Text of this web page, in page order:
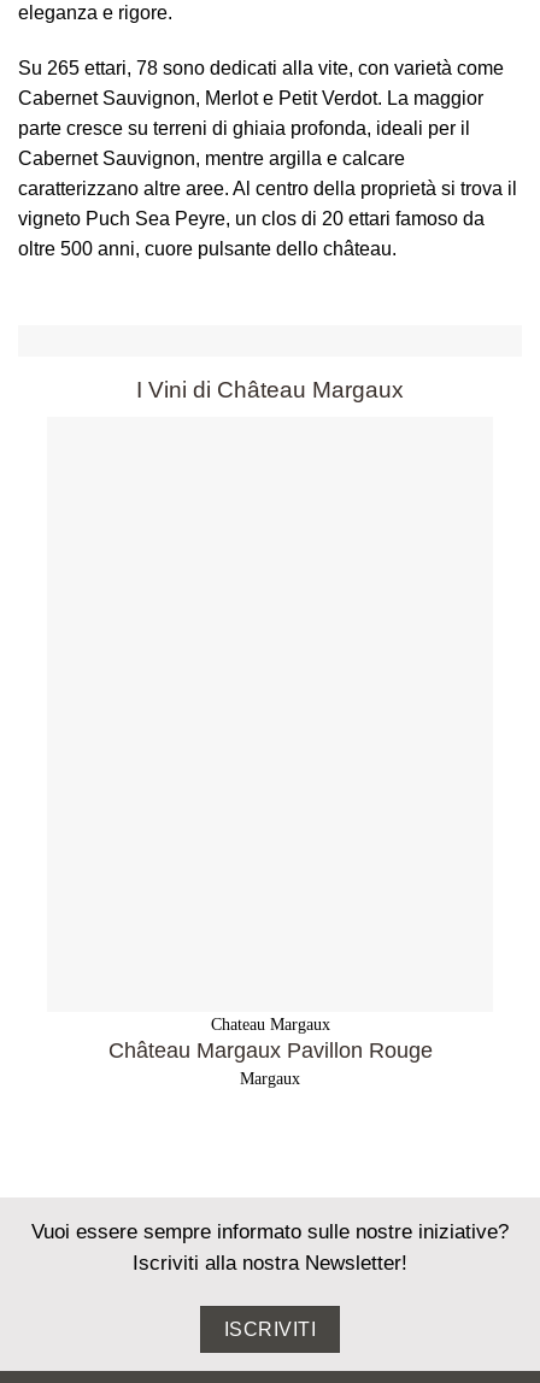
eleganza e rigore.
Su 265 ettari, 78 sono dedicati alla vite, con varietà come
Cabernet Sauvignon, Merlot e Petit Verdot. La maggior
parte cresce su terreni di ghiaia profonda, ideali per il
Cabernet Sauvignon, mentre argilla e calcare
caratterizzano altre aree. Al centro della proprietà si trova il
vigneto Puch Sea Peyre, un clos di 20 ettari famoso da
oltre 500 anni, cuore pulsante dello château.
I Vini di Château Margaux
Chateau Margaux
Château Margaux Pavillon Rouge
Margaux
Vuoi essere sempre informato sulle nostre iniziative?
Iscriviti alla nostra Newsletter!
ISCRIVITI